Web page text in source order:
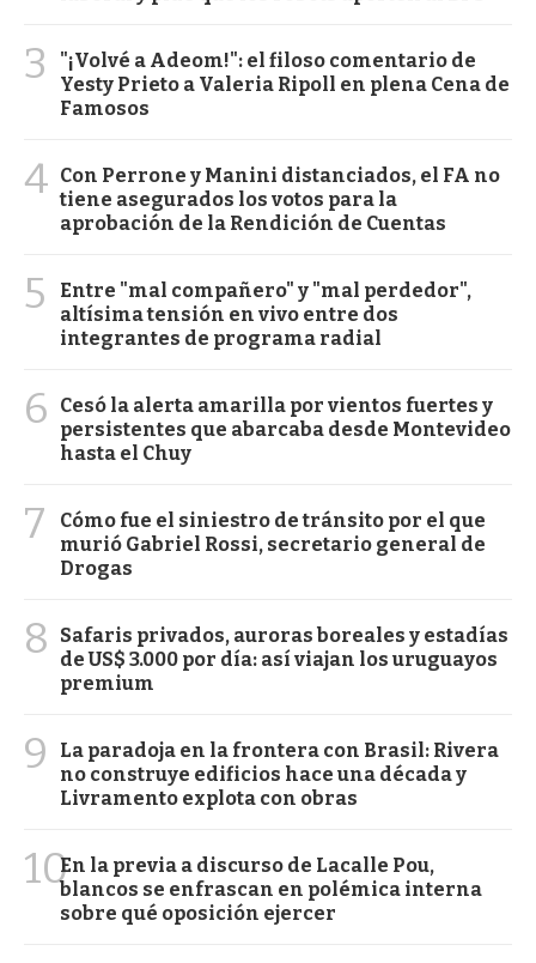
3
"¡Volvé a Adeom!": el filoso comentario de
Yesty Prieto a Valeria Ripoll en plena Cena de
Famosos
4 Con Perrone y Manini distanciados, el FA no
tiene asegurados los votos para la
aprobación de la Rendición de Cuentas
5
Entre "mal compañero" y "mal perdedor",
altísima tensión en vivo entre dos
integrantes de programa radial
6
Cesó la alerta amarilla por vientos fuertes y
persistentes que abarcaba desde Montevideo
hasta el Chuy
7
Cómo fue el siniestro de tránsito por el que
murió Gabriel Rossi, secretario general de
Drogas
8
Safaris privados, auroras boreales y estadías
de US$ 3.000 por día: así viajan los uruguayos
premium
9
La paradoja en la frontera con Brasil: Rivera
no construye edificios hace una década y
Livramento explota con obras
10En la previa a discurso de Lacalle Pou,
blancos se enfrascan en polémica interna
sobre qué oposición ejercer